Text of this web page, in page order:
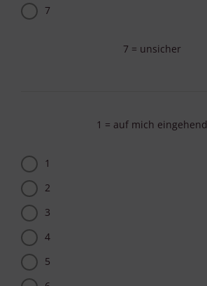
7
7 = unsicher
1 = auf mich eingehend
1
2
3
4
5